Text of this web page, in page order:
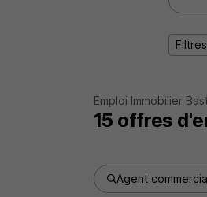
Filtres
Emploi Immobilier
15 offres
Agent